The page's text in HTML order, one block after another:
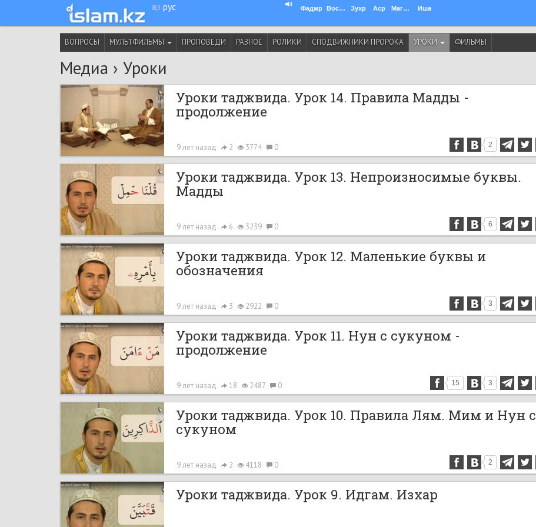
қаз рус Фаджр Восход Зухр Аср Магриб Иша
ВОПРОСЫ МУЛЬТФИЛЬМЫ ПРОПОВЕДИ РАЗНОЕ РОЛИКИ СПОДВИЖНИКИ ПРОРОКА УРОКИ ФИЛЬМЫ
Медиа › Уроки
Уроки таджвида. Урок 14. Правила Мадды -
продолжение
9 лет назад 2 3774 0 2
Уроки таджвида. Урок 13. Непроизносимые буквы.
Мадды
9 лет назад 6 3239 0 6
Уроки таджвида. Урок 12. Маленькие буквы и
обозначения
9 лет назад 3 2922 0 3
Уроки таджвида. Урок 11. Нун с сукуном -
продолжение
9 лет назад 18 2487 0 15 3
Уроки таджвида. Урок 10. Правила Лям. Мим и Нун с
сукуном
9 лет назад 2 4118 0 2
Уроки таджвида. Урок 9. Идгам. Изхар